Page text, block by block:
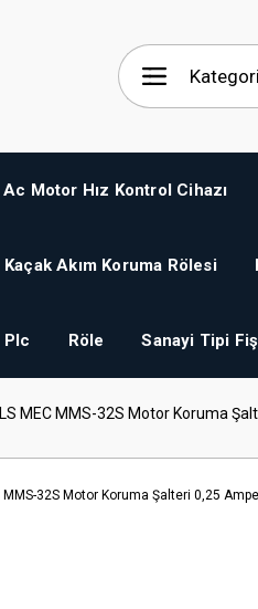
Ac Motor Hız Kontrol Cihazı
Kaçak Akım Koruma Rölesi
Plc Röle Sanayi Tipi
LS MEC MMS-32S Motor Koruma